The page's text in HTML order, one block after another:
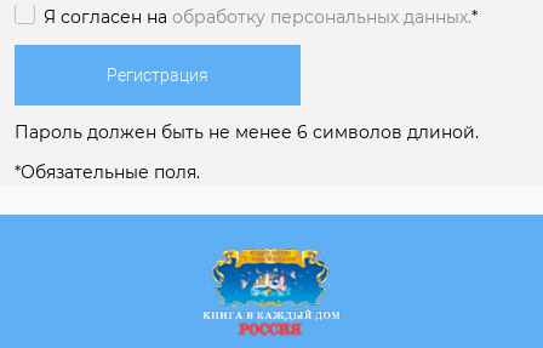
Я согласен на обработку персональных данных.*
Пароль должен быть не менее 6 символов длиной.
*Обязательные поля.